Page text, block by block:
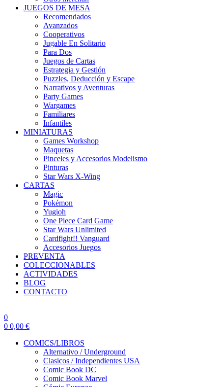
JUEGOS DE MESA
Recomendados
Avanzados
Cooperativos
Jugable En Solitario
Para Dos
Juegos de Cartas
Estrategia y Gestión
Puzzles, Deducción y Escape
Narrativos y Aventuras
Party Games
Wargames
Familiares
Infantiles
MINIATURAS
Games Workshop
Maquetas
Pinceles y Accesorios Modelismo
Pinturas
Star Wars X-Wing
CARTAS
Magic
Pokémon
Yugioh
One Piece Card Game
Star Wars Unlimited
Cardfight!! Vanguard
Accesorios Juegos
PREVENTA
COLECCIONABLES
ACTIVIDADES
BLOG
CONTACTO
0
0 0,00 €
COMICS/LIBROS
Alternativo / Underground
Clasicos / Independientes USA
Comic Book DC
Comic Book Marvel